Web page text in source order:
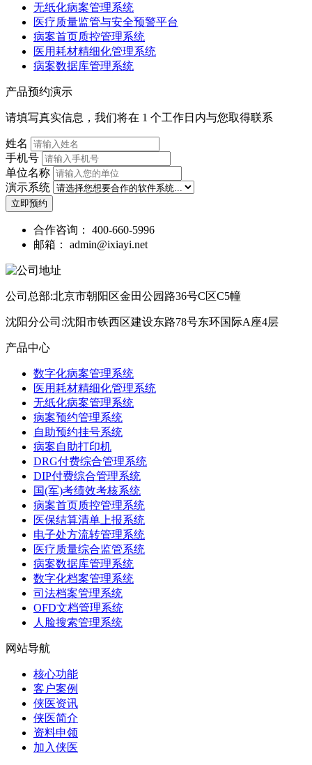
无纸化病案管理系统
医疗质量监管与安全预警平台
病案首页质控管理系统
医用耗材精细化管理系统
病案数据库管理系统
产品预约演示
请填写真实信息，我们将在 1 个工作日内与您取得联系
姓名
手机号
单位名称
演示系统
立即预约
合作咨询： 400-660-5996
邮箱： admin@ixiayi.net
公司总部:北京市朝阳区金田公园路36号C区C5幢
沈阳分公司:沈阳市铁西区建设东路78号东环国际A座4层
产品中心
数字化病案管理系统
医用耗材精细化管理系统
无纸化病案管理系统
病案预约管理系统
自助预约挂号系统
病案自助打印机
DRG付费综合管理系统
DIP付费综合管理系统
国(军)考绩效考核系统
病案首页质控管理系统
医保结算清单上报系统
电子处方流转管理系统
医疗质量综合监管系统
病案数据库管理系统
数字化档案管理系统
司法档案管理系统
OFD文档管理系统
人脸搜索管理系统
网站导航
核心功能
客户案例
侠医资讯
侠医简介
资料申领
加入侠医